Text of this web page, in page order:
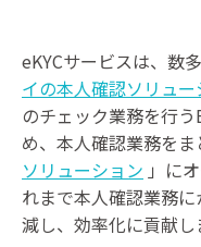
eKYCサービスは、数
イの本人確認ソリュー
のチェック業務を行
め、本人確認業務をま
ソリューション 」に
れまで本人確認業務
減し、効率化に貢献し